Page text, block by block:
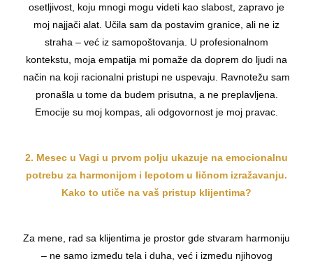
osetljivost, koju mnogi mogu videti kao slabost, zapravo je
moj najjači alat. Učila sam da postavim granice, ali ne iz
straha – već iz samopoštovanja. U profesionalnom
kontekstu, moja empatija mi pomaže da doprem do ljudi na
način na koji racionalni pristupi ne uspevaju. Ravnotežu sam
pronašla u tome da budem prisutna, a ne preplavljena.
Emocije su moj kompas, ali odgovornost je moj pravac.
2. Mesec u Vagi u prvom polju ukazuje na emocionalnu
potrebu za harmonijom i lepotom u ličnom izražavanju.
Kako to utiče na vaš pristup klijentima?
Za mene, rad sa klijentima je prostor gde stvaram harmoniju
– ne samo između tela i duha, već i između njihovog